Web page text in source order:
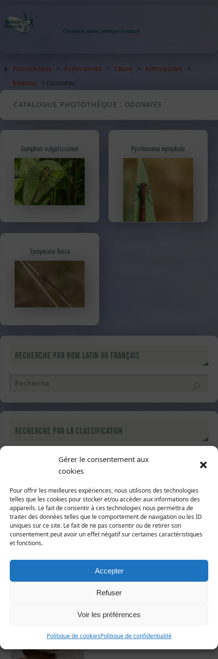
Gérer le consentement aux
cookies
Pour offrir les meilleures expériences, nous utilisons des technologies
telles que les cookies pour stocker et/ou accéder aux informations des
appareils. Le fait de consentir à ces technologies nous permettra de
traiter des données telles que le comportement de navigation ou les ID
uniques sur ce site. Le fait de ne pas consentir ou de retirer son
consentement peut avoir un effet négatif sur certaines caractéristiques
et fonctions.
Accepter
Refuser
Voir les préférences
Politique de cookiesPolitique de confidentialité
Photothèque > Fiches photo > Faune > Arthropodes
>
Insectes
> Odonates
CATALOGUE PHOTOTHÈQUE : ODONATES
Gomphus vulgatissimus Pyrrhosoma nymphula
Sympecma fusca
Recherche par nom latin ou français
Recherche par la classification
Dernières fiches publiées
Nicrophorus vespillo